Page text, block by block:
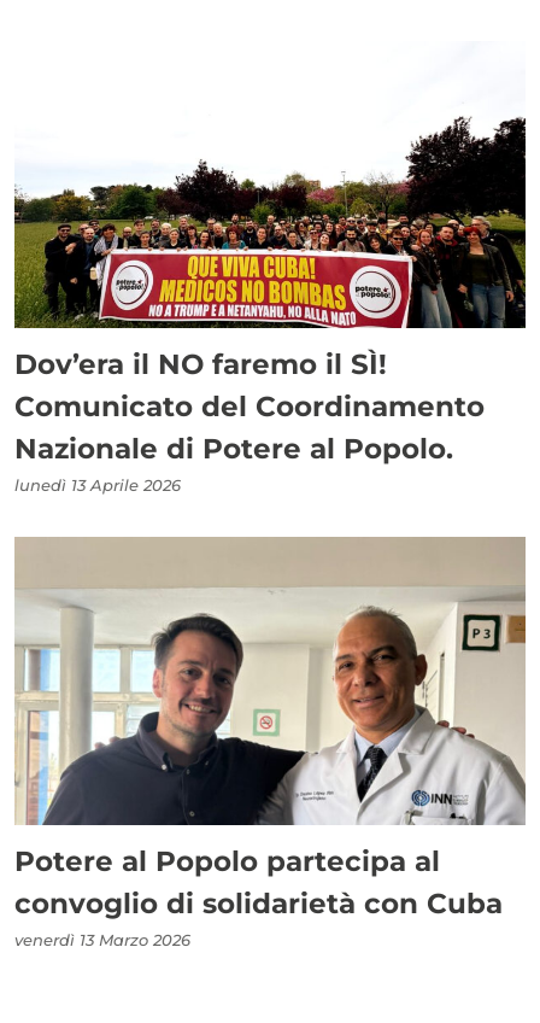
Dov’era il NO faremo il SÌ!
Comunicato del Coordinamento
Nazionale di Potere al Popolo.
lunedì 13 Aprile 2026
Potere al Popolo partecipa al
convoglio di solidarietà con Cuba
venerdì 13 Marzo 2026